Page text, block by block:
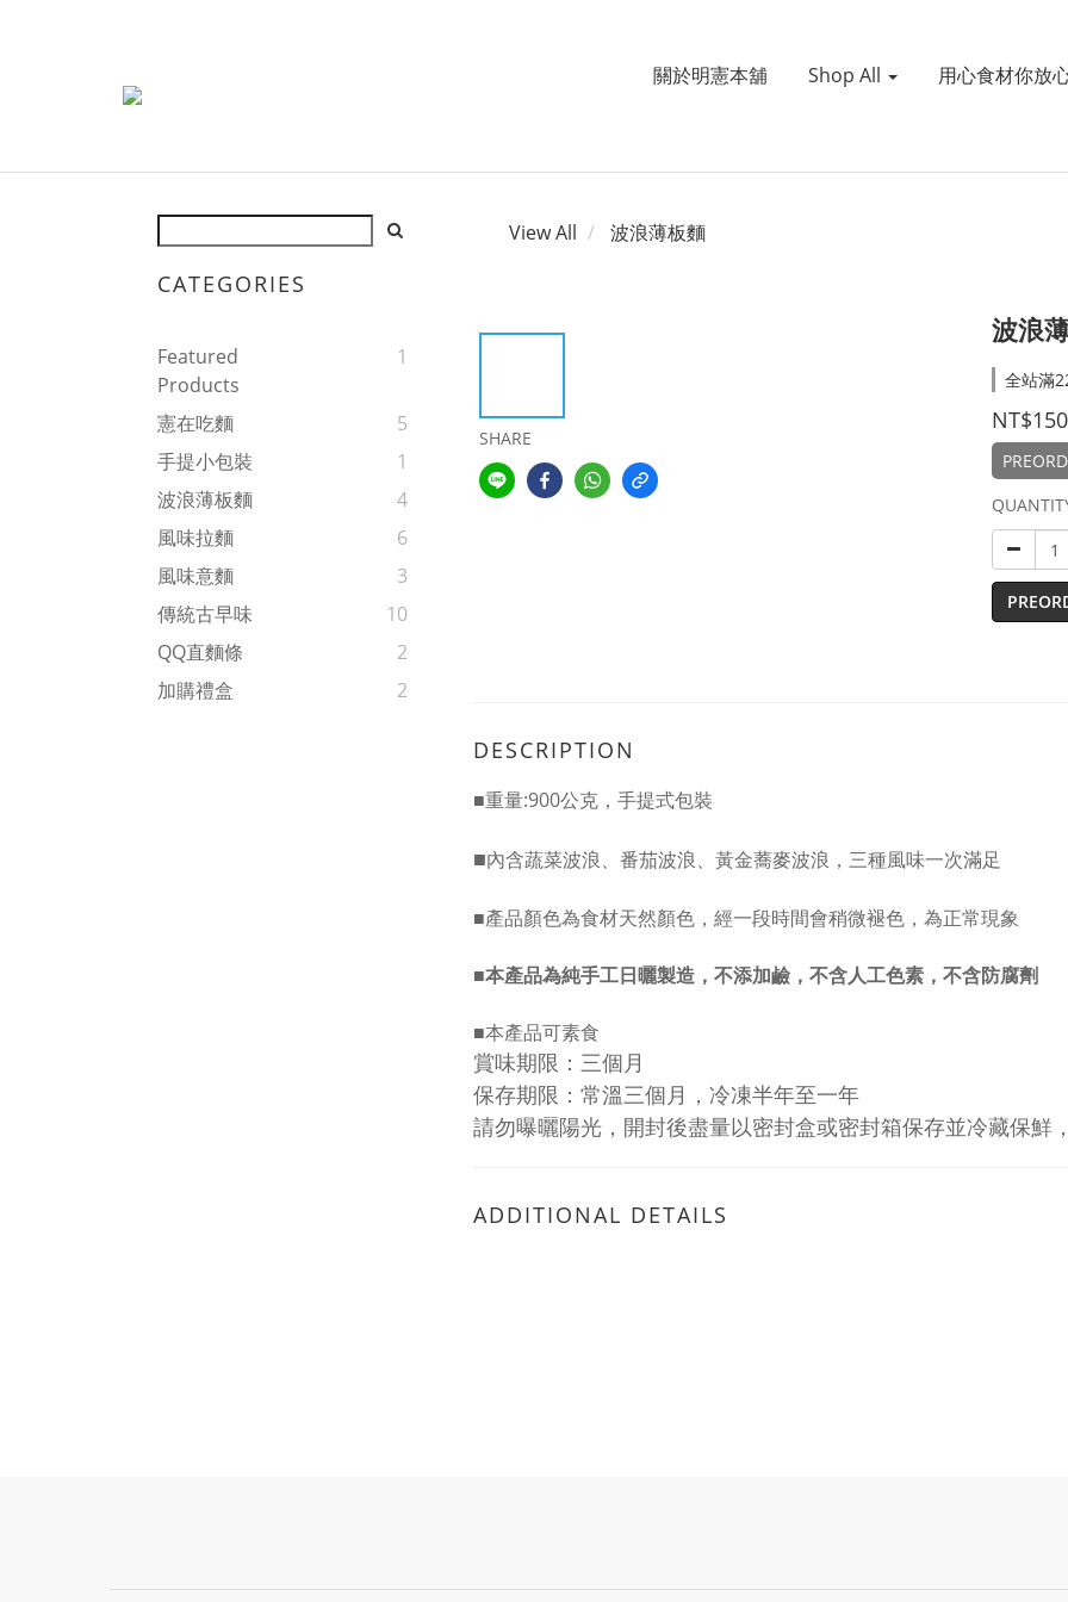
關於明憲本舖 Shop All 用心食材你放
CATEGORIES
Featured
Products
1
憲在吃麵
5
手提小包裝
1
波浪薄板麵
4
風味拉麵
6
風味意麵
3
傳統古早味
10
QQ直麵條
2
加購禮盒
2
View All 波浪薄板麵
SHARE
波浪
全站滿
NT$150
DESCRIPTION
■重量:900公克 ，手提式包裝
■內含蔬菜波浪、番茄波浪、黃金蕎麥波浪，三種風味一次滿足
■產品顏色為食材天然顏色，經一段時間會稍微褪色，為正常現象
■本產品為純手工日曬製造 ， 不添加鹼， 不含人工色素，不含防腐劑
■本產品可素食
賞味期限：三個月
保存期限：常溫三個月，冷凍半年至一年
請勿曝曬陽光，開封後盡量以密封盒或密封箱保存並冷藏保鮮
ADDITIONAL DETAILS